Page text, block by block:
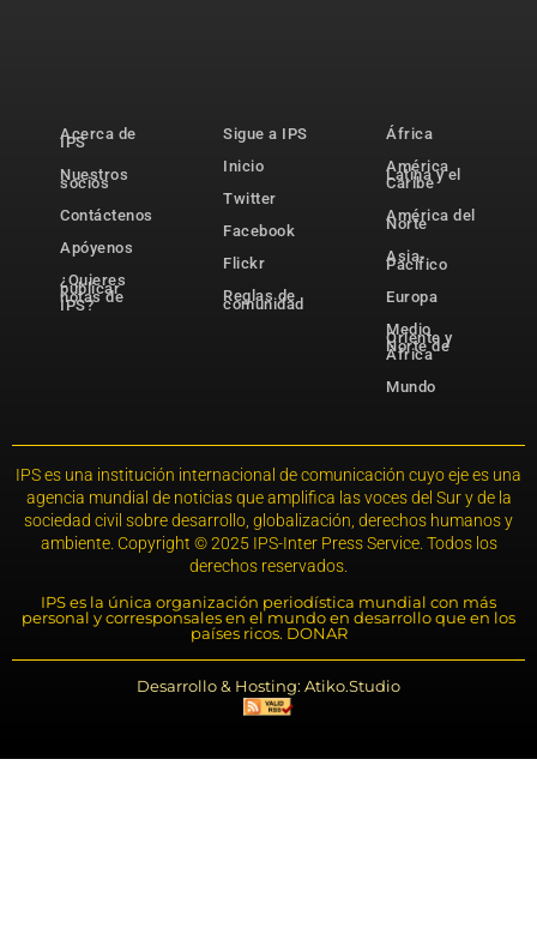
Acerca de
IPS
Nuestros
socios
Contáctenos
Apóyenos
¿Quieres
publicar
notas de
IPS?
Sigue a IPS
Inicio
Twitter
Facebook
Flickr
Reglas de
comunidad
África
América
Latina y el
Caribe
América del
Norte
Asia-
Pacífico
Europa
Medio
Oriente y
Norte de
África
Mundo
IPS es una institución internacional de comunicación cuyo eje es una
agencia mundial de noticias que amplifica las voces del Sur y de la
sociedad civil sobre desarrollo, globalización, derechos humanos y
ambiente. Copyright © 2025 IPS-Inter Press Service. Todos los
derechos reservados.
IPS es la única organización periodística mundial con más
personal y corresponsales en el mundo en desarrollo que en los
países ricos. DONAR
Desarrollo & Hosting: Atiko.Studio